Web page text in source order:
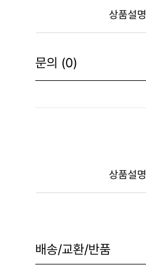
상품설명
문의 (0)
상품설명
배송/교환/반품